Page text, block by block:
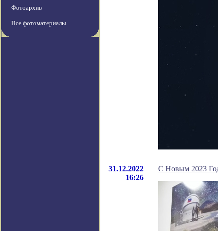
Фотоархив
Все фотоматериалы
31.12.2022
16:26
С Новым 2023